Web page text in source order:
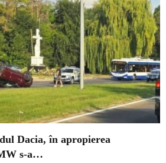
Dacia, în apropierea
s-a…